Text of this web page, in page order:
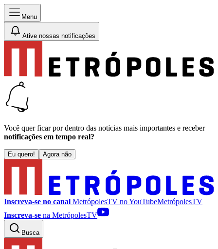
Menu
Ative nossas notificações
Você quer ficar por dentro das notícias mais importantes e receber
notificações em tempo real?
Eu quero! Agora não
Inscreva-se no canal MetrópolesTV noYouTubeMetrópolesTV
Inscreva-se na MetrópolesTV
Busca